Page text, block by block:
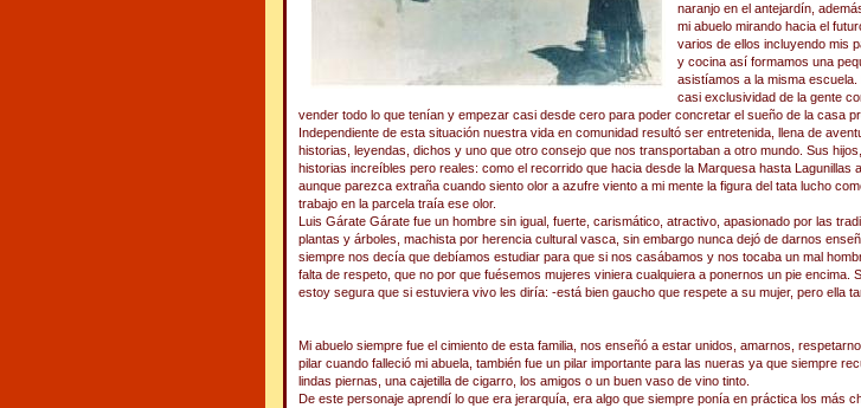
naranjo en el antejardín,
mi abuelo mirando hacia el
varios de ellos incluyendo mis
y cocina así formamos una
asistíamos a la misma
casi exclusividad de la gente
vender todo lo que tenían y empezar casi desde cero para poder concretar el sueño de la casa
Independiente de esta situación nuestra vida en comunidad resultó ser entretenida, llena de
historias, leyendas, dichos y uno que otro consejo que nos transportaban a otro mundo. Sus
historias increíbles pero reales: como el recorrido que hacia desde la Marquesa hasta
aunque parezca extraña cuando siento olor a azufre viento a mi mente la figura del tata lucho
trabajo en la parcela traía ese olor.
Luis Gárate Gárate fue un hombre sin igual, fuerte, carismático, atractivo, apasionado por las
plantas y árboles, machista por herencia cultural vasca, sin embargo nunca dejó de darnos
siempre nos decía que debíamos estudiar para que si nos casábamos y nos tocaba un mal
falta de respeto, que no por que fuésemos mujeres viniera cualquiera a ponernos un pie encima.
estoy segura que si estuviera vivo les diría: -está bien gaucho que respete a su mujer, pero ella
Mi abuelo siempre fue el cimiento de esta familia, nos enseñó a estar unidos, amarnos,
pilar cuando falleció mi abuela, también fue un pilar importante para las nueras ya que siempre
lindas piernas, una cajetilla de cigarro, los amigos o un buen vaso de vino tinto.
De este personaje aprendí lo que era jerarquía, era algo que siempre ponía en práctica los